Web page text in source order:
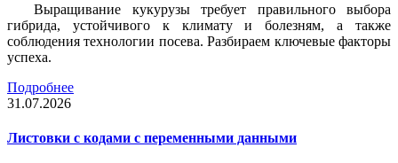
Выращивание кукурузы требует правильного выбора
гибрида, устойчивого к климату и болезням, а также
соблюдения технологии посева. Разбираем ключевые факторы
успеха.
Подробнее
31.07.2026
Листовки c кодами с переменными данными